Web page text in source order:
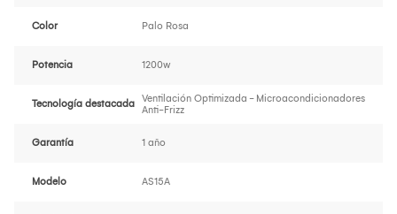
Color Palo Rosa
Potencia 1200w
Tecnología destacada
Ventilación Optimizada - Microacondicionadores
Anti-Frizz
Garantía 1 año
Modelo AS15A